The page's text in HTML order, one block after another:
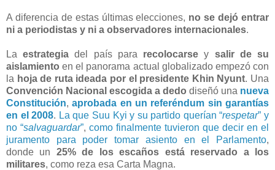
A diferencia de estas últimas elecciones, no se dejó entrar
ni a periodistas y ni a obser­vadores internacionales.
Laestrategia del país para recolocarse y salir de su
aislamiento en el panorama actual globalizado empezó con
la hoja de ruta ideada por el presidente Khin Nyunt. Una
Convención Nacional escogida a dedo diseñó una nueva
Constitución,aprobada en un referéndum sin garantías
en el 2008. La que Suu Kyi y su partido querían “respetar” y
no “salvaguardar”, como finalmente tuvieron que decir en el
juramento para poder tomar asiento en el Parlamento,
donde un 25% de los escaños está reservado a los
militares, como reza esa Carta Magna.